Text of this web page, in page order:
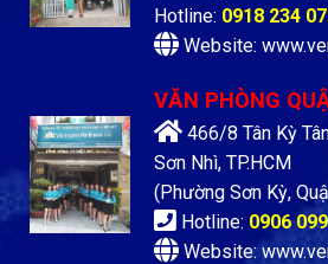
Hotline: 0918 234
Website:
VĂN PHÒNG
466/8 Tân Kỳ
Sơn Nhì, TP.HCM
(Phường Sơn Kỳ,
Hotline: 0906
Website: